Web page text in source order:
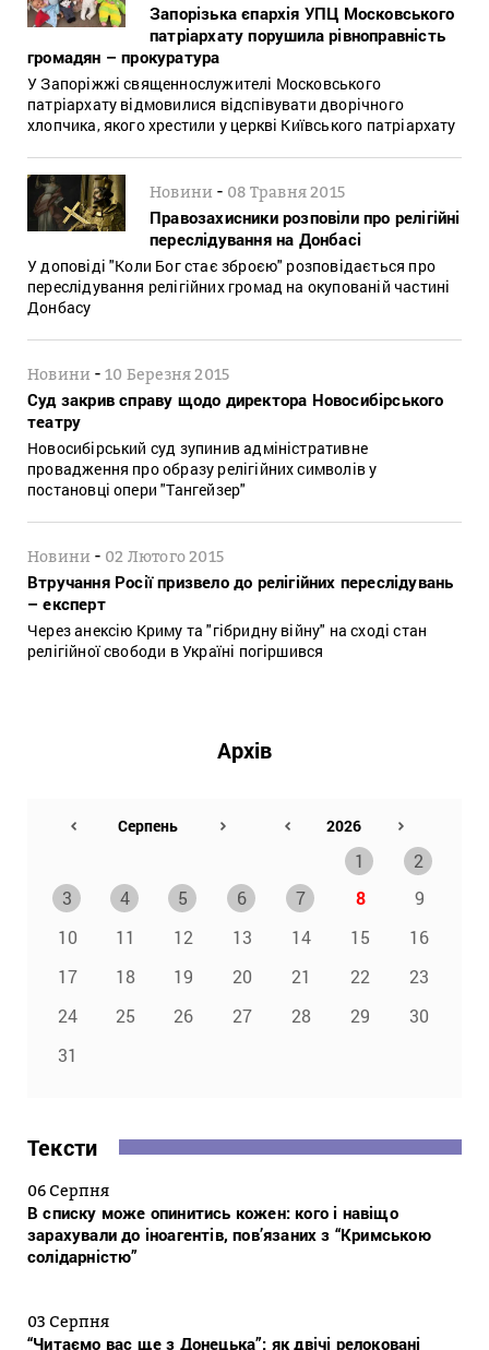
Запорізька єпархія УПЦ Московського
патріархату порушила рівноправність
громадян – прокуратура
У Запоріжжі священнослужителі Московського
патріархату відмовилися відспівувати дворічного
хлопчика, якого хрестили у церкві Київського патріархату
Новини - 08 Травня 2015
Правозахисники розповіли про релігійні
переслідування на Донбасі
У доповіді "Коли Бог стає зброєю" розповідається про
переслідування релігійних громад на окупованій частині
Донбасу
Новини -10 Березня 2015
Суд закрив справу щодо директора Новосибірського
театру
Новосибірський суд зупинив адміністративне
провадження про образу релігійних символів у
постановці опери "Тангейзер"
Новини - 02 Лютого 2015
Втручання Росії призвело до релігійних переслідувань
– експерт
Через анексію Криму та "гібридну війну" на сході стан
релігійної свободи в Україні погіршився
Архів
1
2
3
4 5 6 7 8
9
10
11 12 13 14 15
16
17
18 19 20 21 22
23
24
25 26 27 28 29
30
31
Тексти
06 Серпня
В списку може опинитись кожен: кого і навіщо
зарахували до іноагентів, пов’язаних з “Кримською
солідарністю”
03 Серпня
“Читаємо вас ще з Донецька”: як двічі релоковані